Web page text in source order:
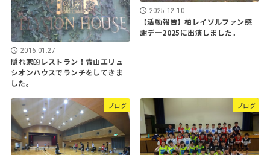
2016.01.27
隠れ家的レストラン！青山エリュ
シオンハウスでランチをしてきま
した。
2025.12.10
【活動報告】柏レイソルファン感
謝デー2025に出演しました。
ブログ ブログ